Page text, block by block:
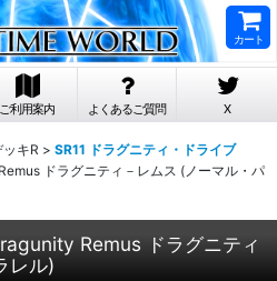
カート
ご利用案内 よくあるご質問 X
キR > SR11 ドラグニティ・ドライブ
ドラグニティ－レムス (ノーマル・パ
Remus ドラグニティ
レル)